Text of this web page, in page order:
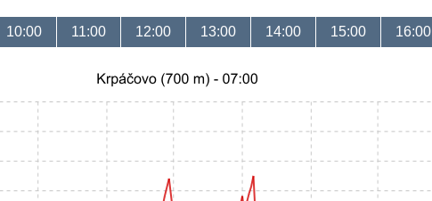
10:00 11:00 12:00 13:00 14:00 15:00 16:00